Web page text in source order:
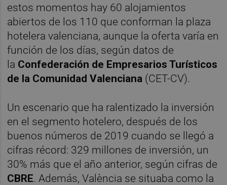
estos momentos hay 60 alojamientos
abiertos de los 110 que conforman la plaza
hotelera valenciana, aunque la oferta varía en
función de los días, según datos de
la Confederación de Empresarios Turísticos
de la Comunidad Valenciana (CET-CV).
Un escenario que ha ralentizado la inversión
en el segmento hotelero, después de los
buenos números de 2019 cuando se llegó a
cifras récord: 329 millones de inversión, un
30% más que el año anterior, según cifras de
CBRE. Además, València se situaba como la